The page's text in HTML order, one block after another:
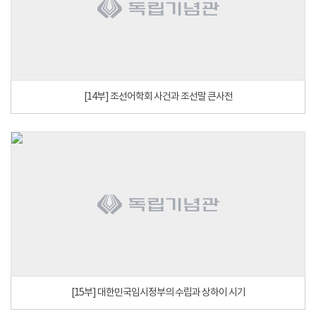
[14부] 조선어학회 사건과 조선말 큰사전
[15부] 대한민국임시정부의 수립과 상하이 시기